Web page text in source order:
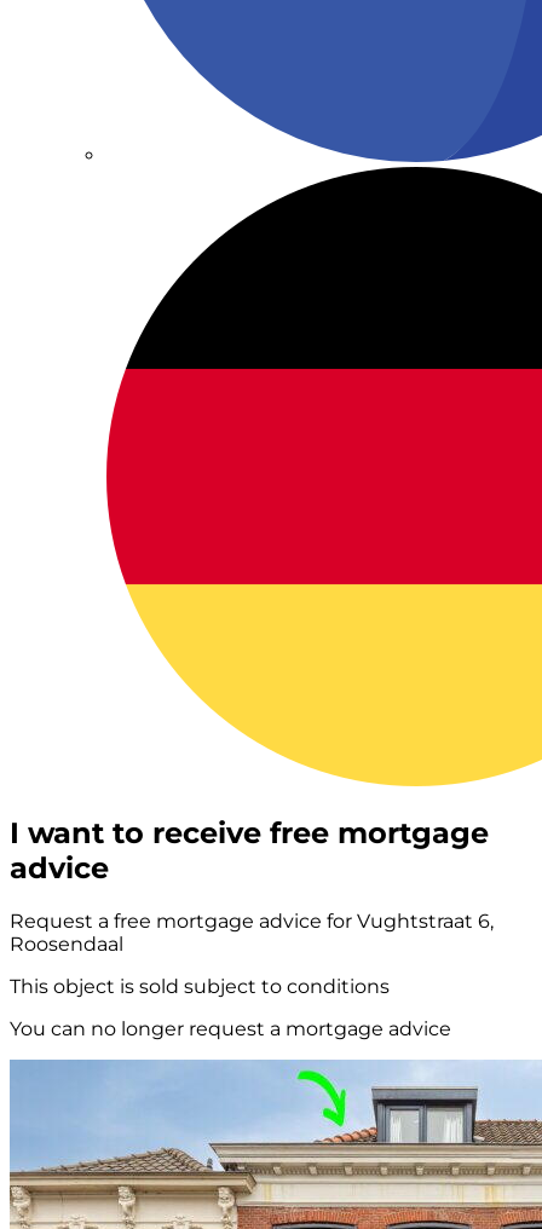
I want to receive free mortgage
advice
Request a free mortgage advice for Vughtstraat 6,
Roosendaal
This object is sold subject to conditions
You can no longer request a mortgage advice